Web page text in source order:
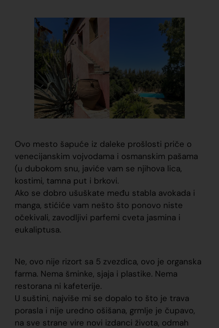
Ovo mesto šapuće iz daleke prošlosti priče o
venecijanskim vojvodama i osmanskim pašama
(u dubokom snu, javiće vam se njihova lica,
kostimi, tamna put i brkovi.
Ako se dobro ušuškate među stabla avokada i
manga, stićiće vam nešto što ponovo niste
očekivali, zavodljivi parfemi cveta jasmina i
eukaliptusa.
Ne, ovo nije rizort sa 5 zvezdica, ovo je organska
farma. Nema šminke, sjaja i plastike. Nema
restorana ni kafeterije.
U suštini, najviše mi se dopalo to što je trava
porasla i nije uredno ošišana, grmlje je čupavo,
na sve strane vire novi izdanci života, odmah